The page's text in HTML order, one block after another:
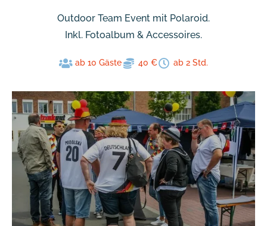
Outdoor Team Event mit Polaroid.
Inkl. Fotoalbum & Accessoires.
ab 10 Gäste 40 € ab 2 Std.